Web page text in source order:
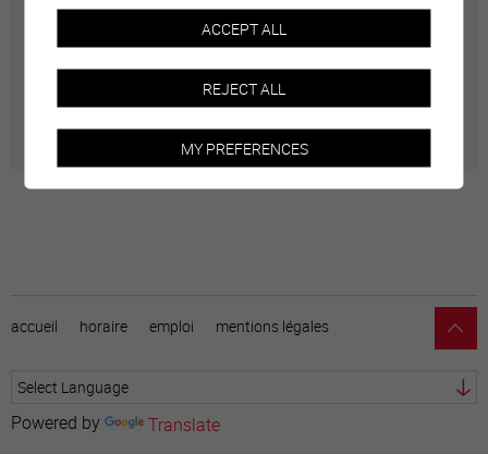
Carte interactive
Géolocalisation de tous les points d'intérêt de la Ville
de Sierre.
accueil horaire emploi mentions légales
Powered by Translate
ACCEPT ALL
REJECT ALL
MY PREFERENCES